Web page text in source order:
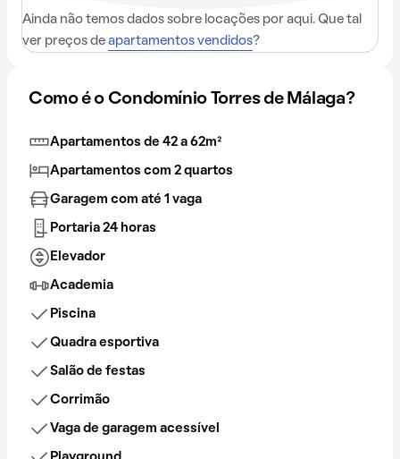
Ainda não temos dados sobre locações por aqui. Que tal
ver preços de apartamentos vendidos?
Como é o Condomínio Torres de Málaga?
Apartamentos de 42 a 62m²
Apartamentos com 2 quartos
Garagem com até 1 vaga
Portaria 24 horas
Elevador
Academia
Piscina
Quadra esportiva
Salão de festas
Corrimão
Vaga de garagem acessível